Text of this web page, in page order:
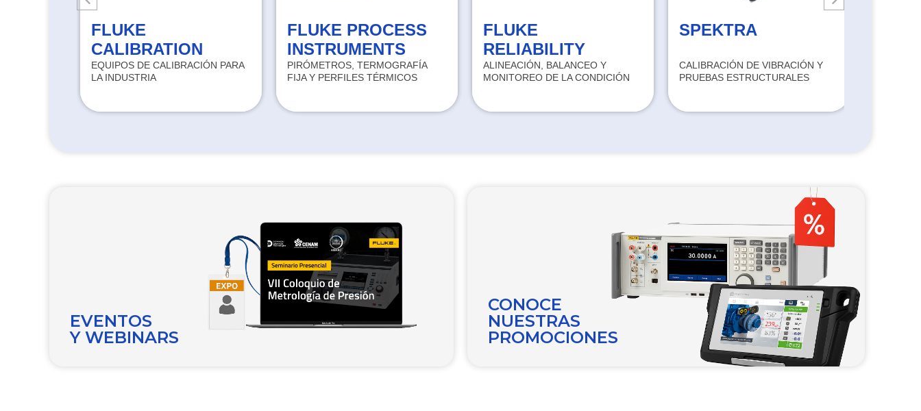
FLUKE
CALIBRATION
EQUIPOS DE CALIBRACIÓN PARA
LA INDUSTRIA
FLUKE PROCESS
INSTRUMENTS
PIRÓMETROS, TERMOGRAFÍA
FIJA Y PERFILES TÉRMICOS
FLUKE
RELIABILITY
ALINEACIÓN, BALANCEO Y
MONITOREO DE LA CONDICIÓN
SPEKTRA
CALIBRACIÓN DE VIBRACIÓN Y
PRUEBAS ESTRUCTURALES
EVENTOS
Y WEBINARS
CONOCE
NUESTRAS
PROMOCIONES